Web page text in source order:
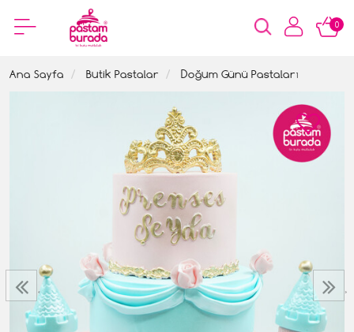
0
Ana Sayfa Butik Pastalar Doğum Günü Pastaları
‹ ›